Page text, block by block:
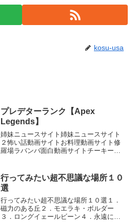
kosu-usa
プレデターランク【Apex
Legends】
姉妹ニュースサイト姉妹ニュースサイト
２怖い話動画サイトお料理動画サイト修
羅場ラバンバ面白動画サイトチーキーで
Donation (寄付)はこちら！Supp...
行ってみたい超不思議な場所１０
選
行ってみたい超不思議な場所１０選１．
磁力のある丘２．モエラキ・ボルダー
３．ロングイェールビーン４．永遠に降